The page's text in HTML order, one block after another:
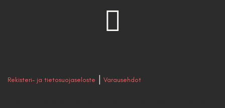
Rekisteri- ja tietosuojaseloste | Varausehdot